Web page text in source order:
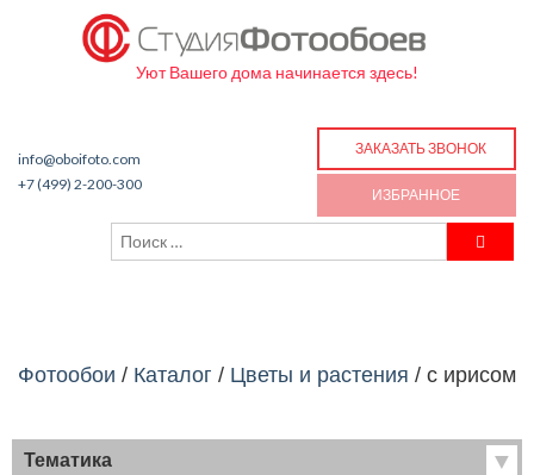
Уют Вашего дома начинается здесь!
info@oboifoto.com
+7 (499) 2-200-300
ЗАКАЗАТЬ ЗВОНОК
ИЗБРАННОЕ
Фотообои / Каталог / Цветы и растения / с ирисом
Тематика